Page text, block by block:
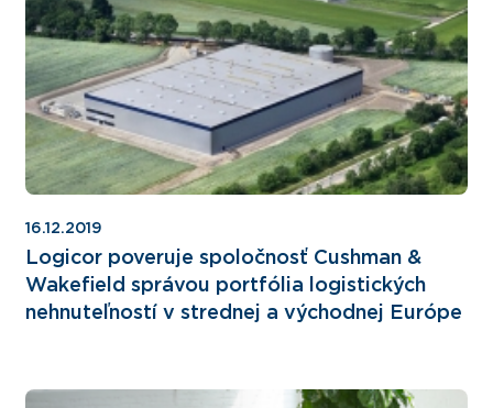
16.12.2019
Logicor poveruje spoločnosť Cushman &
Wakefield správou portfólia logistických
nehnuteľností v strednej a východnej Európe